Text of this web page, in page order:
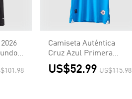
-
Camiseta Auténtica
Cruz Azul Primera
Equipación Local
Hombre - Versión
US$52.99 US$115.98